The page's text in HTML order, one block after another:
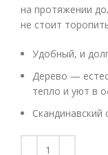
на протяжении
не стоит
Удобный, и
Дерево —
тепло и уют в
Скандинавский